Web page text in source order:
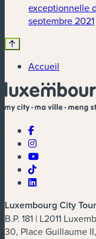
exceptionnelle
septembre 2021
Accueil
Luxembourg City
B.P. 181 | L2011
30, Place Guillaume